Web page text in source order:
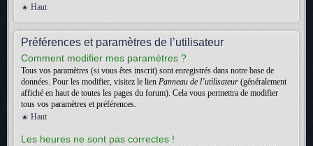
Haut
Préférences et paramètres de l’utilisateur
Comment modifier mes paramètres ?
Tous vos paramètres (si vous êtes inscrit) sont enregistrés dans notre base de
données. Pour les modifier, visitez le lien Panneau de l’utilisateur (généralement
affiché en haut de toutes les pages du forum). Cela vous permettra de modifier
tous vos paramètres et préférences.
Haut
Les heures ne sont pas correctes !